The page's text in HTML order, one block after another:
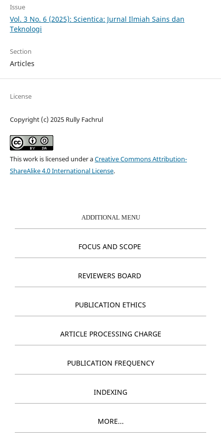
Issue
Vol. 3 No. 6 (2025): Scientica: Jurnal Ilmiah Sains dan
Teknologi
Section
Articles
License
Copyright (c) 2025 Rully Fachrul
This work is licensed under aCreative Commons Attribution-
ShareAlike 4.0 International License.
ADDITIONAL MENU
FOCUS AND SCOPE
REVIEWERS BOARD
PUBLICATION ETHICS
ARTICLE PROCESSING CHARGE
PUBLICATION FREQUENCY
INDEXING
MORE...